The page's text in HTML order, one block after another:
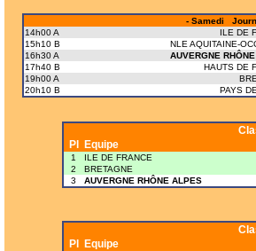
- Samedi
14h00 A
ILE DE
15h10 B
NLE AQUITAINE-
16h30 A
AUVERGNE
17h40 B
HAUTS DE
19h00 A
20h10 B
PAYS
Pl
Equipe
1
ILE DE FRANCE
2
BRETAGNE
3
AUVERGNE RHÔNE ALPES
Pl
Equipe